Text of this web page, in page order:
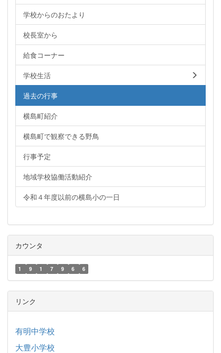
学校からのおたより
校長室から
給食コーナー
学校生活
過去の行事
横島町紹介
横島町で観察できる野鳥
行事予定
地域学校協働活動紹介
令和４年度以前の横島小の一日
カウンタ
1 9 1 7 9 6 6
リンク
有明中学校
大豊小学校